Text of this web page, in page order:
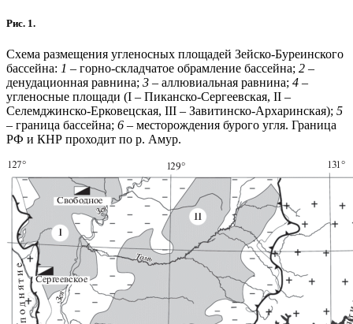
Рис. 1.
Схема размещения угленосных площадей Зейско-Буреинского
бассейна: 1 – горно-складчатое обрамление бассейна; 2 –
денудационная равнина; 3 – аллювиальная равнина; 4 –
угленосные площади (I – Пиканcко-Сергеевская, II –
Селемджинско-Ерковецская, III – Завитинско-Архаринская); 5
– граница бассейна; 6 – месторождения бурого угля. Граница
РФ и КНР проходит по р. Амур.